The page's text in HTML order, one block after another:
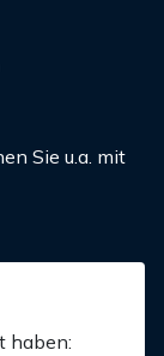
Sie u.a. mit
haben: